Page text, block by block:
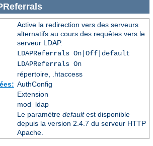
Active la redirection vers des serveurs
alternatifs au cours des requêtes vers le
serveur LDAP.
LDAPReferrals On|Off|default
LDAPReferrals On
répertoire, .htaccess
AuthConfig
Extension
mod_ldap
Le paramètre defaultest disponible
depuis la version 2.4.7 du serveur HTTP
Apache.